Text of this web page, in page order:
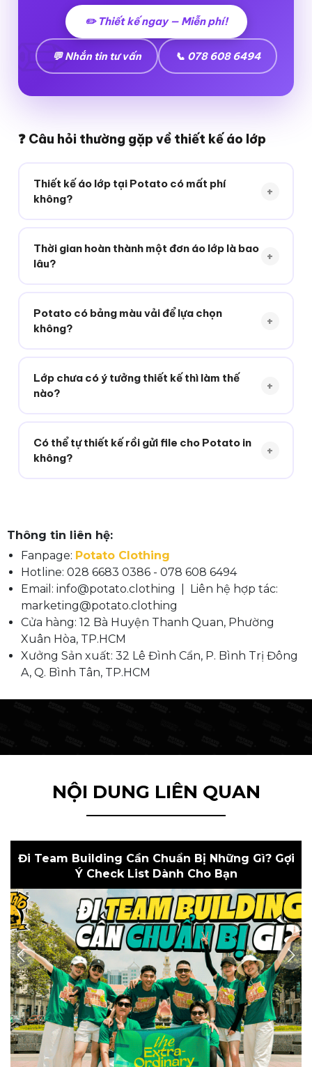
✏️ Thiết kế ngay — Miễn phí!
💬 Nhắn tin tư vấn 📞 078 608 6494
❓ Câu hỏi thường gặp về thiết kế áo lớp
Thiết kế áo lớp tại Potato có mất phí
không?
+
áo trở lên. Bạn chỉ cần cung cấp ý tưởng, đội ngũ
nhà Tồ sẽ lo toàn bộ phần còn lại!
Thời gian hoàn thành một đơn áo lớp là bao
lâu?
+
078 608 6494hoặc Fanpage để được tư vấn cụ
thể theo đơn của bạn nhé!
Potato có bảng màu vải để lựa chọn
không?
+
màu sắc, nhiều chất liệu đa dạng cho bạn tha hồ lựa
chọn.
Lớp chưa có ý tưởng thiết kế thì làm thế
nào?
+
khảo thêm5 gợi ý thiết kế áo lớp đẹpđể lấy thêm
cảm hứng!
Có thể tự thiết kế rồi gửi file cho Potato in
không?
+
Thông tin liên hệ:
Fanpage: Potato Clothing
Hotline: 028 6683 0386 - 078 608 6494
Email: info@potato.clothing | Liên hệ hợp tác:
marketing@potato.clothing
Cửa hàng: 12 Bà Huyện Thanh Quan, Phường
Xuân Hòa, TP.HCM
Xưởng Sản xuất: 32 Lê Đình Cẩn, P. Bình Trị Đông
A, Q. Bình Tân, TP.HCM
NỘI DUNG LIÊN QUAN
Đi Team Building Cần Chuẩn Bị Những Gì? Gợi
Ý Check List Dành Cho Bạn